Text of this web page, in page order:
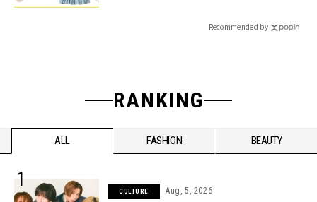
Recommended by
RANKING
ALL FASHION BEAUTY
CULTURE Aug, 5, 2026